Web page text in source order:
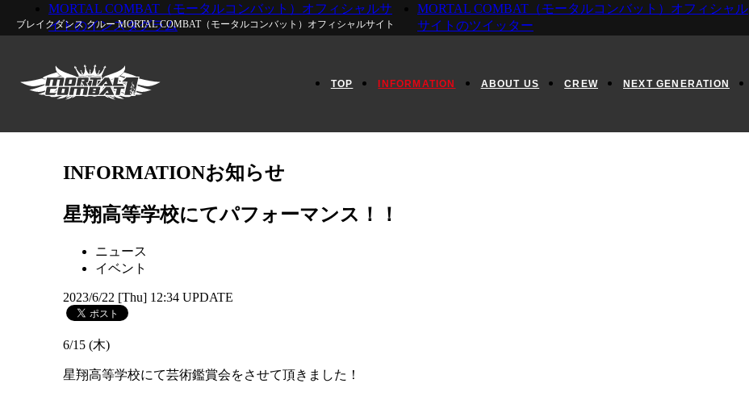
ブレイクダンス クルー MORTAL COMBAT（モータルコンバット） オフィシャルサイト
MORTAL COMBAT（モータルコンバット）オフィシャルサ
イトのインスタグラム
MORTAL COMBAT（モータルコンバット）オフィシャル
サイトのツイッター
TOP INFORMATION ABOUT US CREW NEXT GENERATION
INFORMATIONお知らせ
星翔高等学校にてパフォーマンス！！
ニュース
イベント
2023/6/22 [Thu] 12:34 UPDATE
6/15 (木)
星翔高等学校にて芸術鑑賞会をさせて頂きました！